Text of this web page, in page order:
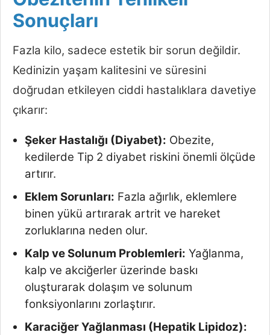
Sonuçları
Fazla kilo, sadece estetik bir sorun değildir.
Kedinizin yaşam kalitesini ve süresini
doğrudan etkileyen ciddi hastalıklara davetiye
çıkarır:
Şeker Hastalığı (Diyabet): Obezite,
kedilerde Tip 2 diyabet riskini önemli ölçüde
artırır.
Eklem Sorunları: Fazla ağırlık, eklemlere
binen yükü artırarak artrit ve hareket
zorluklarına neden olur.
Kalp ve Solunum Problemleri: Yağlanma,
kalp ve akciğerler üzerinde baskı
oluşturarak dolaşım ve solunum
fonksiyonlarını zorlaştırır.
Karaciğer Yağlanması (Hepatik Lipidoz):